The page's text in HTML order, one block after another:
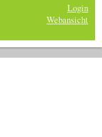
Login
Webansicht